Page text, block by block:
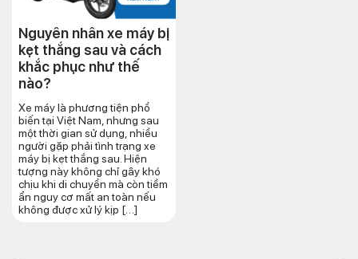
Nguyên nhân xe máy bị
kẹt thắng sau và cách
khắc phục như thế
nào?
Xe máy là phương tiện phổ
biến tại Việt Nam, nhưng sau
một thời gian sử dụng, nhiều
người gặp phải tình trạng xe
máy bị kẹt thắng sau. Hiện
tượng này không chỉ gây khó
chịu khi di chuyển mà còn tiềm
ẩn nguy cơ mất an toàn nếu
không được xử lý kịp […]